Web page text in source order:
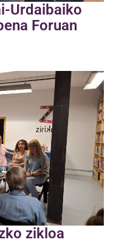
Urdaibaiko
Foruan
zikloa